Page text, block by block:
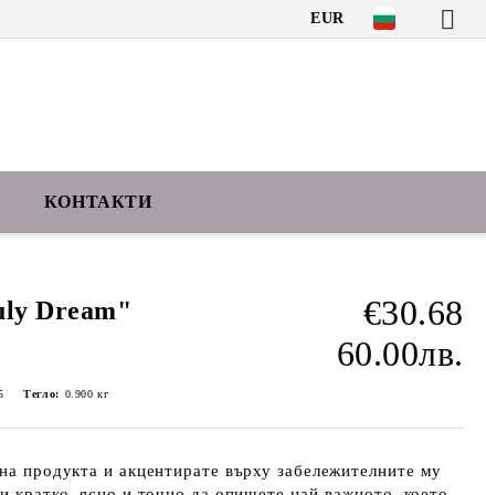
EUR
КОНТАКТИ
Dream"
€30.68
60.00лв.
Тегло: 0.900 кг
продукта и акцентирате върху забележителните му